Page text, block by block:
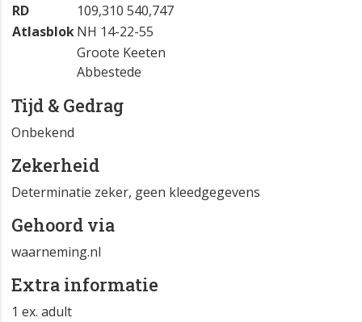
RD
109,310 540,747
AtlasblokNH 14-22-55
Groote Keeten
Abbestede
Tijd & Gedrag
Onbekend
Zekerheid
Determinatie zeker, geen kleedgegevens
Gehoord via
waarneming.nl
Extra informatie
1 ex. adult